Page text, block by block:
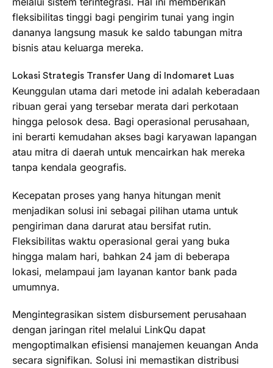
fleksibilitas tinggi bagi pengirim tunai yang ingin
dananya langsung masuk ke saldo tabungan mitra
bisnis atau keluarga mereka.
Lokasi Strategis Transfer Uang di Indomaret Luas
Keunggulan utama dari metode ini adalah keberadaan
ribuan gerai yang tersebar merata dari perkotaan
hingga pelosok desa. Bagi operasional perusahaan,
ini berarti kemudahan akses bagi karyawan lapangan
atau mitra di daerah untuk mencairkan hak mereka
tanpa kendala geografis.
Kecepatan proses yang hanya hitungan menit
menjadikan solusi ini sebagai pilihan utama untuk
pengiriman dana darurat atau bersifat rutin.
Fleksibilitas waktu operasional gerai yang buka
hingga malam hari, bahkan 24 jam di beberapa
lokasi, melampaui jam layanan kantor bank pada
umumnya.
Mengintegrasikan sistem disbursement perusahaan
dengan jaringan ritel melalui LinkQu dapat
mengoptimalkan efisiensi manajemen keuangan Anda
secara signifikan. Solusi ini memastikan distribusi